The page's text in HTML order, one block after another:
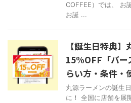
COFFEE）では、 お
お誕 ...
【誕生日特典】
15%OFF「バー
らい方・条件・
丸源ラーメンの誕生
に！ 全国に店舗を展